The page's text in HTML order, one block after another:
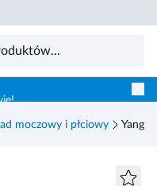
moczowy i płciowy Yango